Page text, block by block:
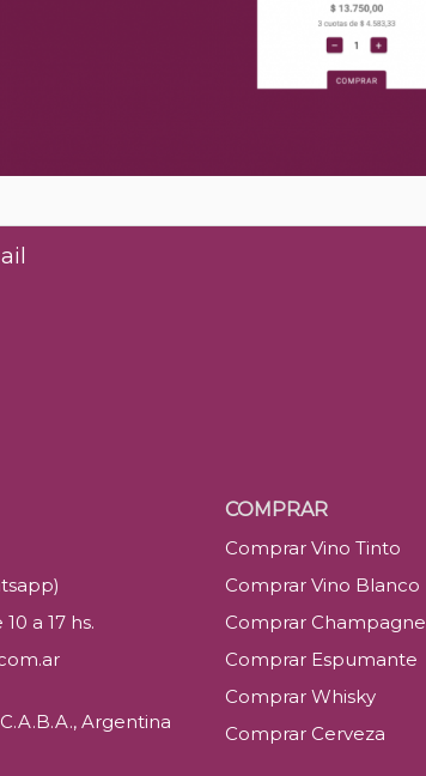
a 17 hs.
Argentina
COMPRAR
Comprar Vino Tinto
Comprar Vino Blanco
Comprar Champagne
Comprar Espumante
Comprar Whisky
Comprar Cerveza